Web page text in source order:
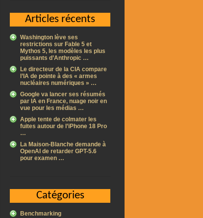
Articles récents
Washington lève ses
restrictions sur Fable 5 et
Mythos 5, les modèles les plus
puissants d’Anthropic …
Le directeur de la CIA compare
l’IA de pointe à des « armes
nucléaires numériques » …
Google va lancer ses résumés
par IA en France, nuage noir en
vue pour les médias …
Apple tente de colmater les
fuites autour de l’iPhone 18 Pro
…
La Maison-Blanche demande à
OpenAI de retarder GPT-5.6
pour examen …
Catégories
Benchmarking